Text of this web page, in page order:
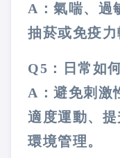
A：氣喘、過
抽菸或免疫力
Q5：日常如
A：避免刺激
適度運動、
環境管理。